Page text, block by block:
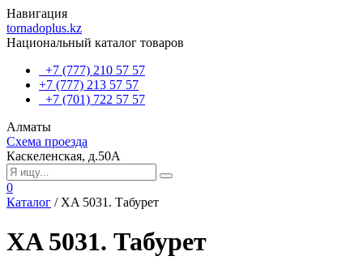
Навигация
tornadoplus.kz
Национальный каталог товаров
+7 (777) 210 57 57
+7 (777) 213 57 57
+7 (701) 722 57 57
Алматы
Схема проезда
Каскеленская, д.50А
0
Каталог / XA 5031. Табурет
XA 5031. Табурет